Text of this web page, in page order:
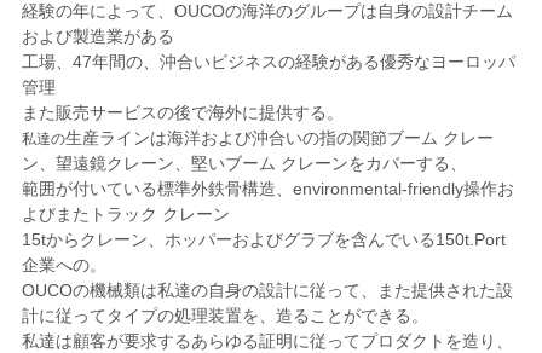
経験の年によって、OUCOの海洋のグループは自身の設計チーム
および製造業がある
工場、47年間の、沖合いビジネスの経験がある優秀なヨーロッパ
管理
また販売サービスの後で海外に提供する。
私達の生産ラインは海洋および沖合いの指の関節ブーム クレー
ン、望遠鏡クレーン、堅いブーム クレーンをカバーする、
範囲が付いている標準外鉄骨構造、environmental-friendly操作お
よびまたトラック クレーン
15tからクレーン、ホッパーおよびグラブを含んでいる150t.Port
企業への。
OUCOの機械類は私達の自身の設計に従って、また提供された設
計に従ってタイプの処理装置を、造ることができる。
私達は顧客が要求するあらゆる証明に従ってプロダクトを造り、